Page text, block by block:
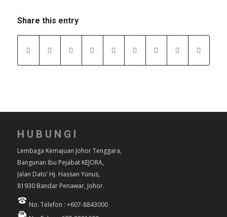
Share this entry
HUBUNGI
Lembaga Kemajuan Johor Tenggara,
Bangunan Ibu Pejabat KEJORA,
Jalan Dato’ Hj. Hassan Yunus,
81930 Bandar Penawar, Johor.
No. Telefon : +607-8843000